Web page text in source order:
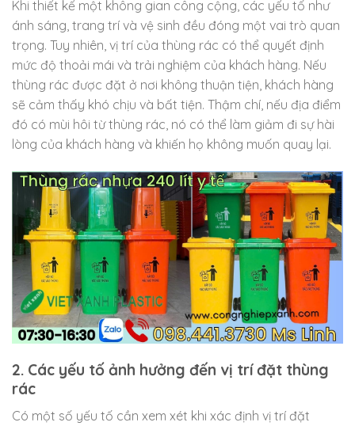
Khi thiết kế một không gian công cộng, các yếu tố như
ánh sáng, trang trí và vệ sinh đều đóng một vai trò quan
trọng. Tuy nhiên, vị trí của thùng rác có thể quyết định
mức độ thoải mái và trải nghiệm của khách hàng. Nếu
thùng rác được đặt ở nơi không thuận tiện, khách hàng
sẽ cảm thấy khó chịu và bất tiện. Thậm chí, nếu địa điểm
đó có mùi hôi từ thùng rác, nó có thể làm giảm đi sự hài
lòng của khách hàng và khiến họ không muốn quay lại.
2. Các yếu tố ảnh hưởng đến vị trí đặt thùng
rác
Có một số yếu tố cần xem xét khi xác định vị trí đặt